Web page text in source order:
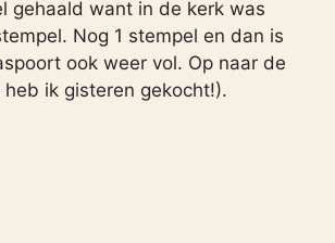
gehaald want in de kerk was
Nog 1 stempel en dan is
ook weer vol. Op naar de
ik gisteren gekocht!).